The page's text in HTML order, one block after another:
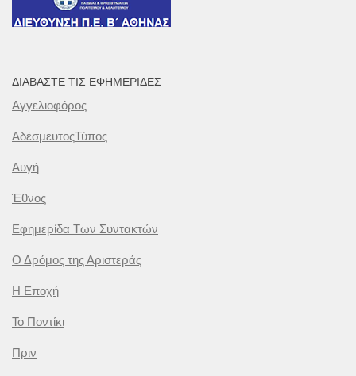
ΔΙΑΒΆΣΤΕ ΤΙΣ ΕΦΗΜΕΡΊΔΕΣ
Αγγελιοφόρος
ΑδέσμευτοςΤύπος
Αυγή
Έθνος
Εφημερίδα Των Συντακτών
Ο Δρόμος της Αριστεράς
Η Εποχή
Το Ποντίκι
Πριν